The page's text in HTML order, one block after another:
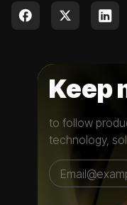
Keep
to follow
technology,